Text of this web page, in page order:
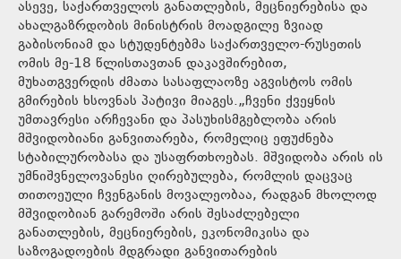
ასევე, საქართველოს განათლების, მეცნიერებისა და
ახალგაზრდობის მინისტრის მოადგილე ზვიად
გაბისონიამ და სტუდენტებმა საქართველო-რუსეთის
ომის მე-18 წლისთავთან დაკავშირებით,
მუხათგვერდის ძმათა სასაფლაოზე აგვისტოს ომის
გმირების ხსოვნას პატივი მიაგეს.„ჩვენი ქვეყნის
უმთავრესი არჩევანი და პასუხისმგებლობა არის
მშვიდობიანი განვითარება, რომელიც ეფუძნება
სტაბილურობასა და უსაფრთხოებას. მშვიდობა არის ის
უმნიშვნელოვანესი ღირებულება, რომლის დაცვაც
თითოეული ჩვენგანის მოვალეობაა, რადგან მხოლოდ
მშვიდობიან გარემოში არის შესაძლებელი
განათლების, მეცნიერების, ეკონომიკისა და
საზოგადოების მდგრადი განვითარების